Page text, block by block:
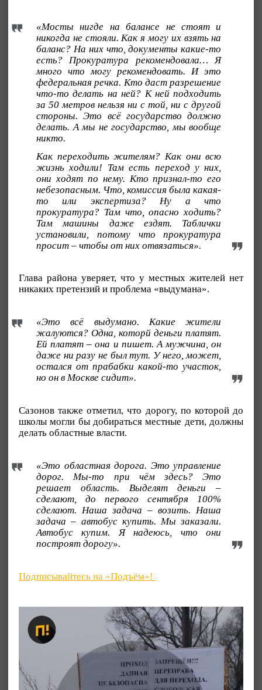
«Мосты нигде на балансе не стоят и
никогда не стояли. Как я могу их взять на
баланс? На них что, документы какие-то
есть? Прокуратура рекомендовала… Я
много что могу рекомендовать. И это
федеральная речка. Кто даст разрешение
что-то делать на ней? К ней подходить
за 50 метров нельзя ни с той, ни с другой
стороны. Это всё государство должно
делать. А мы не государство, мы вообще
никто.
Как переходить жителям? Как они всю
жизнь ходили! Там есть переход у них,
они ходят по нему. Кто признал-то его
небезопасным. Что, комиссия была какая-
то или экспертиза? Ну а что
прокуратура? Там что, опасно ходить?
Там машины даже ездят. Таблички
установили, потому что прокуратура
просит – чтобы от них отвязаться».
Глава района уверяет, что у местных жителей нет
никаких претензий и проблема «выдумана».
«Это всё выдумано. Какие жители
жалуются? Одна, которй деньги платят.
Ей платят – она и пишет. А мужчина, он
даже ни разу не был тут. У него, может,
остался от прабабки какой-то участок,
но он в Москве сидит».
Сазонов также отметил, что дорогу, по которой до
школы могли бы добираться местные дети, должны
делать областные власти.
«Это областная дорога. Это управление
дорог. Мы-то при чём здесь? Это
решает область. Выделят деньги –
сделают, до первого сентября 100%
сделают. Наша задача – возить. Наша
задача – автобус купить. Мы заказали.
Автобус купим. Я надеюсь, что они
построят дорогу».
Подписывайтесь на «Подъём»!